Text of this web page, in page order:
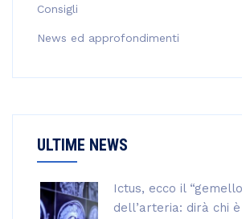
Consigli
News ed approfondimenti
ULTIME NEWS
Ictus, ecco il
dell’arteria: dirà chi